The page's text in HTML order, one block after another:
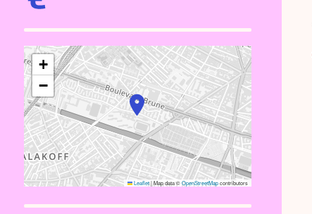
+
−
Leaflet|Map data ©OpenStreetMapcontributors